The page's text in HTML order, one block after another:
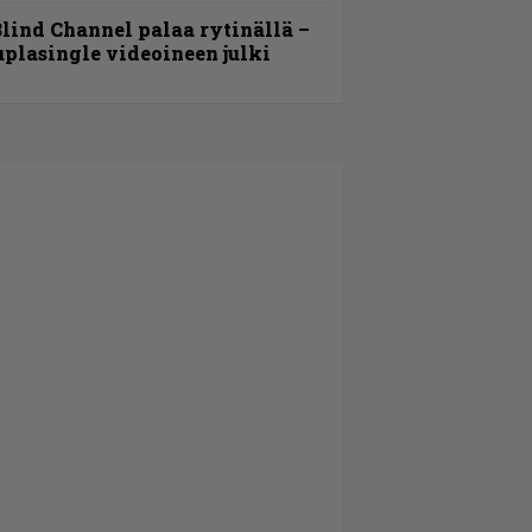
Channel palaa rytinällä –
videoineen julki